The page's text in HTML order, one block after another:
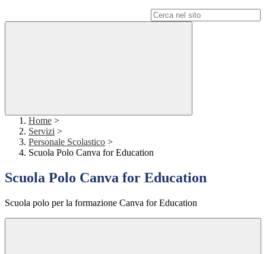
Home >
Servizi >
Personale Scolastico >
Scuola Polo Canva for Education
Scuola Polo Canva for Education
Scuola polo per la formazione Canva for Education